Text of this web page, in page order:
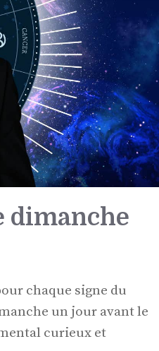
dimanche
chaque signe du
un jour avant le
curieux et